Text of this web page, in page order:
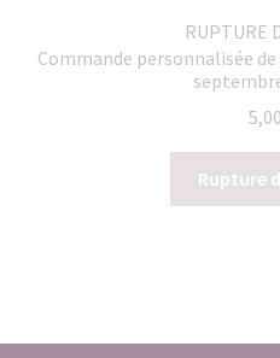
RUPTURE
Commande personnalisée
5,00
Rupture